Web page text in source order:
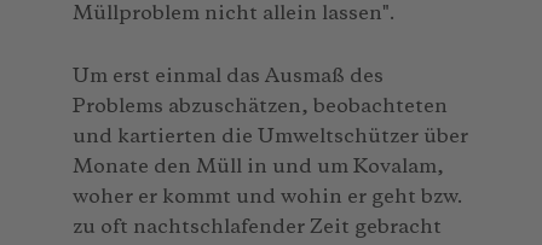
Müllproblem nicht allein lassen".
Um erst einmal das Ausmaß des
Problems abzuschätzen, beobachteten
und kartierten die Umweltschützer über
Monate den Müll in und um Kovalam,
woher er kommt und wohin er geht bzw.
zu oft nachtschlafender Zeit gebracht